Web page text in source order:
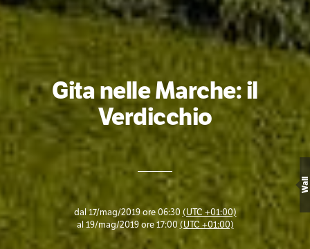
Gita nelle Marche: il
Verdicchio
dal17/mag/2019 ore 06:30 (UTC +01:00)
al19/mag/2019 ore 17:00 (UTC +01:00)
Wall